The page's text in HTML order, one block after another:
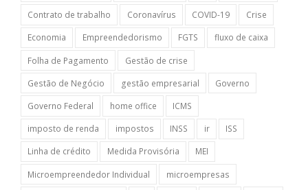
Contrato de trabalho
Coronavírus COVID-19
Crise
Economia
Empreendedorismo FGTS
fluxo de caixa
Folha de Pagamento
Gestão de crise
Gestão de Negócio
gestão empresarial
Governo
Governo Federal
home office
ICMS
imposto de renda
impostos INSS ir
ISS
Linha de crédito
Medida Provisória
MEI
Microempreendedor Individual
microempresas